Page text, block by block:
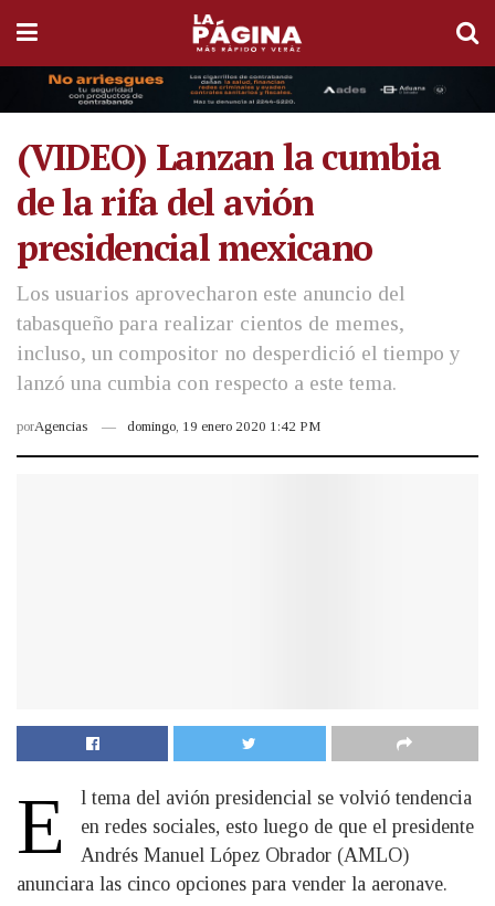
(VIDEO) Lanzan la cumbia
de la rifa del avión
presidencial mexicano
Los usuarios aprovecharon este anuncio del
tabasqueño para realizar cientos de memes,
incluso, un compositor no desperdició el tiempo y
lanzó una cumbia con respecto a este tema.
porAgencias domingo, 19 enero 2020 1:42 PM
E
l tema del avión presidencial se volvió tendencia
en redes sociales, esto luego de que el presidente
Andrés Manuel López Obrador (AMLO)
anunciara las cinco opciones para vender la aeronave.